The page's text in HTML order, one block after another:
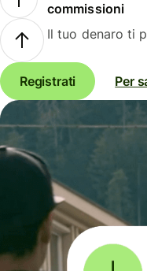
commissioni
Il tuo denaro ti
Registrati Per